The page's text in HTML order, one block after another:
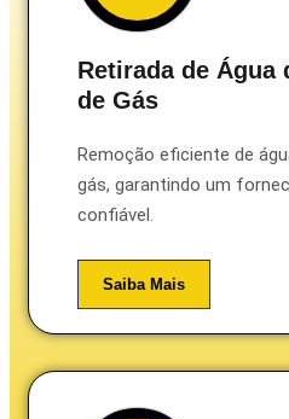
Retirada de Água
de Gás
Remoção eficiente de
gás, garantindo um
confiável.
Saiba Mais